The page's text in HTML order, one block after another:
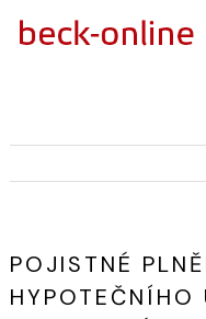
POJISTNÉ
HYPOTEČNÍHO